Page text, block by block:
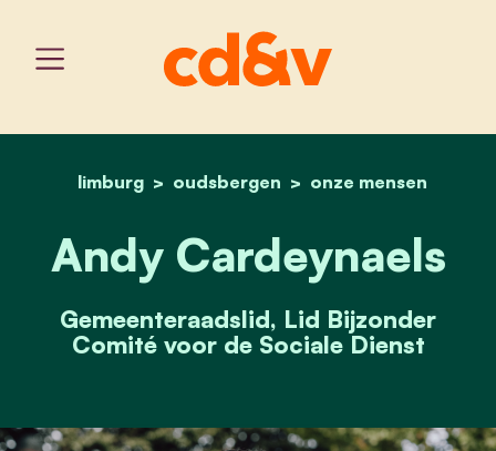
home
limburg oudsbergen onze mensen
andy cardeynaels
Andy Cardeynaels
Gemeenteraadslid, Lid Bijzonder
Comité voor de Sociale Dienst